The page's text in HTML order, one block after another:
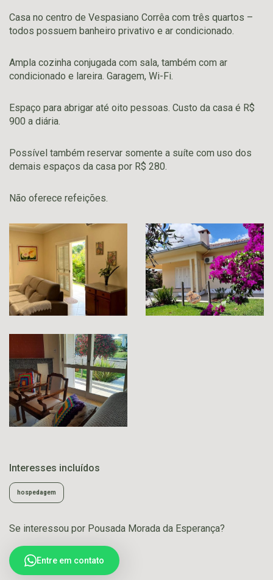
Casa no centro de Vespasiano Corrêa com três quartos –
todos possuem banheiro privativo e ar condicionado.
Ampla cozinha conjugada com sala, também com ar
condicionado e lareira. Garagem, Wi-Fi.
Espaço para abrigar até oito pessoas. Custo da casa é R$
900 a diária.
Possível também reservar somente a suíte com uso dos
demais espaços da casa por R$ 280.
Não oferece refeições.
Interesses incluídos
hospedagem
Se interessou por Pousada Morada da Esperança?
Entre em contato